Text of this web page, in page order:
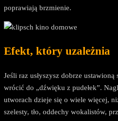
poprawiają brzmienie.
Efekt, który uzależnia
Jeśli raz usłyszysz dobrze ustawioną
wrócić do „dźwięku z pudełek”.
utworach dzieje się o wiele więcej,
szelesty, tło, oddechy wokalistów,